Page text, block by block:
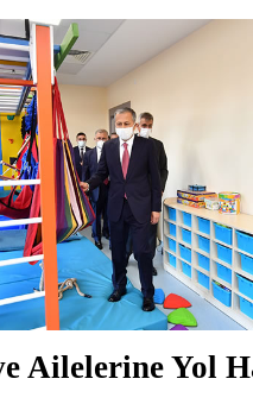
Ailelerine Yol